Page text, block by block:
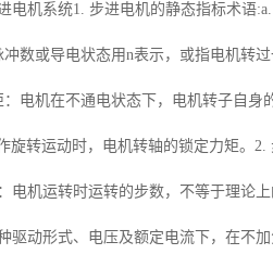
机系统1. 步进电机的静态指标术语
数或导电状态用n表示，或指电机转
电机在不通电状态下，电机转子自身
转运动时，电机转轴的锁定力矩。
机运转时运转的步数，不等于理论上
动形式、电压及额定电流下，在不